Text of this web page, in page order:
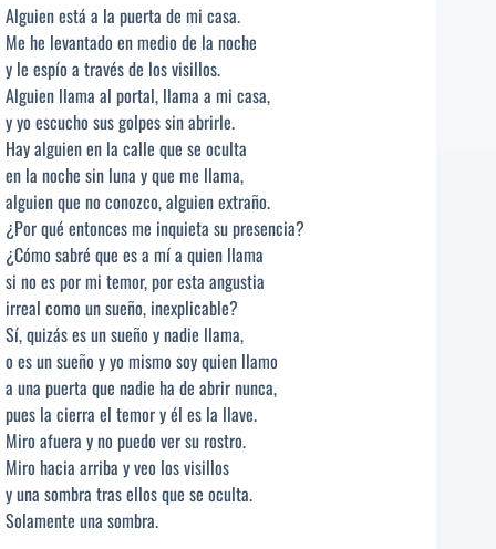
Alguien está a la puerta de mi casa.
Me he levantado en medio de la noche
y le espío a través de los visillos.
Alguien llama al portal, llama a mi casa,
y yo escucho sus golpes sin abrirle.
Hay alguien en la calle que se oculta
en la noche sin luna y que me llama,
alguien que no conozco, alguien extraño.
¿Por qué entonces me inquieta su presencia?
¿Cómo sabré que es a mí a quien llama
si no es por mi temor, por esta angustia
irreal como un sueño, inexplicable?
Sí, quizás es un sueño y nadie llama,
o es un sueño y yo mismo soy quien llamo
a una puerta que nadie ha de abrir nunca,
pues la cierra el temor y él es la llave.
Miro afuera y no puedo ver su rostro.
Miro hacia arriba y veo los visillos
y una sombra tras ellos que se oculta.
Solamente una sombra.